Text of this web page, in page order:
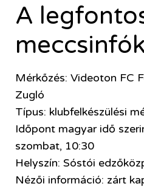
A
Mérkőzés: Videoton FC
Zugló
Típus: klubfelkészülési
Időpont magyar idő
szombat, 10:30
Helyszín: Sóstói
Nézői információ: zárt